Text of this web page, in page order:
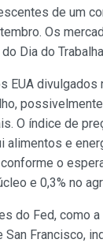
de um
Os
Dia do
EUA
O índice de
alimentos e
o
e 0,3% no
do Fed, como a
Francisco,